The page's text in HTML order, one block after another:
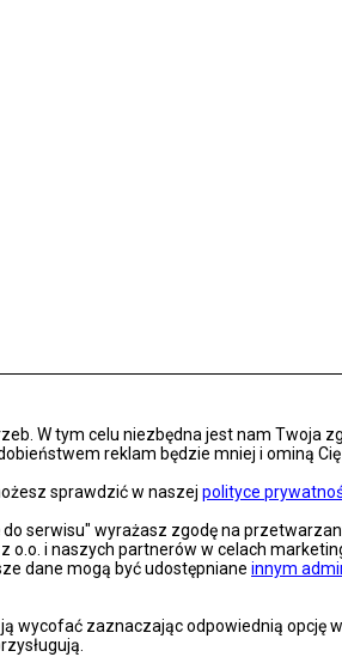
W tym celu niezbędna jest nam Twoja
reklam będzie mniej i ominą Cię
sprawdzić w naszej polityce
serwisu" wyrażasz zgodę na
i naszych partnerów w celach
dane mogą być udostępniane innym
wycofać zaznaczając odpowiednią opcję